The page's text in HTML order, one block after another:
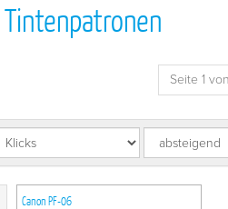
Tintenpatronen
Seite 1
Canon PF-06